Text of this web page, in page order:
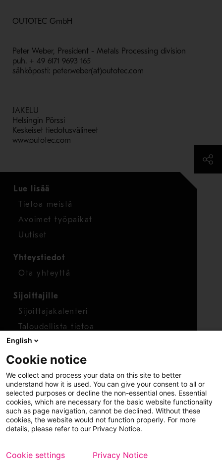
OUTOTEC GmbH
Peter Weber, President - Metals Processing division
puh. + 49 6171 9693 165
sähköposti: peter.weber(at)outotec.com
JAKELU
Helsingin Pörssi
Keskeiset tiedotusvälineet
www.outotec.com
Lue lisää
Tietoa meistä
Avoimet työpaikat
Uutiset
Yhteystiedot
Ota yhteyttä
Sijoittajille
Sijoittajakalenteri
Taloudellista tietoa
Osakkeet
Raportoi huolenaihe
Whistleblower-työkalu
Copyright © 2026 Metso Sivukartta
English
Cookie notice
We collect and process your data on this site to better
understand how it is used. You can give your consent to all or
selected purposes or decline the non-essential ones. Essential
cookies, which are necessary for the basic website functionality
such as page navigation, cannot be declined. Without these
cookies, the website would not function properly. For more
details, please refer to our Privacy Notice.
Cookie settings Privacy Notice